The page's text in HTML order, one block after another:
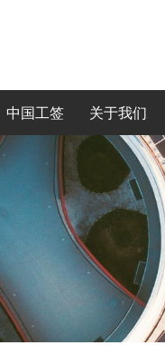
中国工签 关于我们